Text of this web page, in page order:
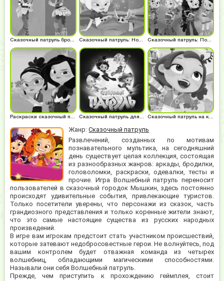
Жанр:Сказочный патруль
Развлечений, созданных по мотивам
познавательного мультика, на сегодняшний
день существует целая коллекция, состоящая
из разнообразных жанров: аркады, бродилки,
головоломки, раскраски, одевалки, тесты и
прочие. Игра Волшебный патруль переносит
пользователей в сказочный городок Мышкин, здесь постоянно
происходят удивительные события, привлекающие туристов.
Только посетители уверены, что персонажи из сказок, часть
грандиозного представления и только коренные жители знают,
что это самые настоящие существа из русских народных
произведений.
В игре вам игрокам предстоит стать участником происшествий,
которые затевают недобросовестные герои. Не волнуйтесь, под
вашим контролем будет отважная команда из четырех
волшебниц, обладающими магическими способностями.
Называли они себя Волшебный патруль.
Прежде, чем приступить к прохождению геймплея, стоит
Сказочный патруль: Новый пазл
Раскраски сказочный патруль Сказочный патруль для девочек Сказочный патруль на картинке